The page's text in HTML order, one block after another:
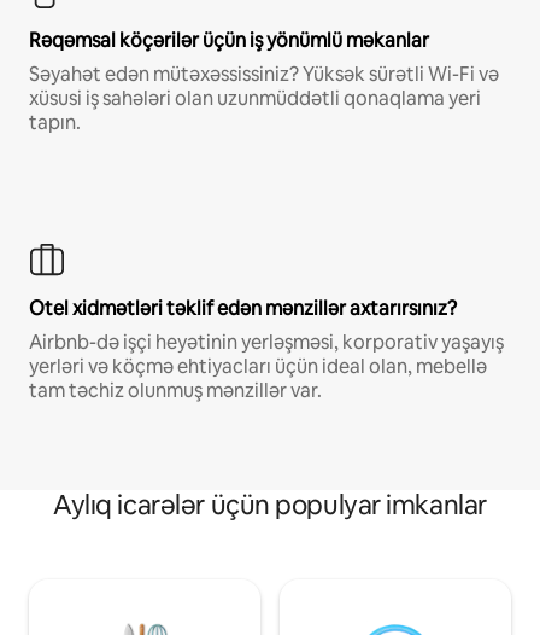
Rəqəmsal köçərilər üçün iş yönümlü məkanlar
Səyahət edən mütəxəssissiniz? Yüksək sürətli Wi-Fi və
xüsusi iş sahələri olan uzunmüddətli qonaqlama yeri
tapın.
Otel xidmətləri təklif edən mənzillər axtarırsınız?
Airbnb-də işçi heyətinin yerləşməsi, korporativ yaşayış
yerləri və köçmə ehtiyacları üçün ideal olan, mebellə
tam təchiz olunmuş mənzillər var.
Aylıq icarələr üçün populyar imkanlar